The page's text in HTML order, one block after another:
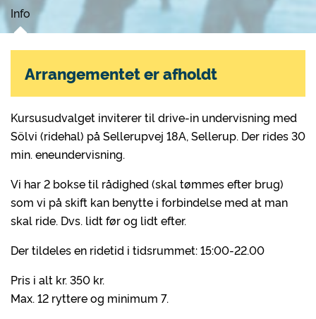
Info
Kursusudvalget inviterer til drive-in undervisning med
Sölvi (ridehal) på Sellerupvej 18A, Sellerup. Der rides 30
min. eneundervisning.
Vi har 2 bokse til rådighed (skal tømmes efter brug)
som vi på skift kan benytte i forbindelse med at man
skal ride. Dvs. lidt før og lidt efter.
Der tildeles en ridetid i tidsrummet: 15:00-22.00
Pris i alt kr. 350 kr.
Max. 12 ryttere og minimum 7.
Arrangementet er afholdt